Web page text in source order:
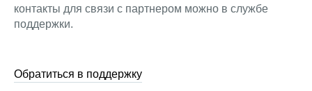
контакты для связи с партнером можно в службе
поддержки.
Обратиться в поддержку